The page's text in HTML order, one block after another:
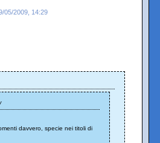
05/2009, 14:29
davvero, specie nei titoli di